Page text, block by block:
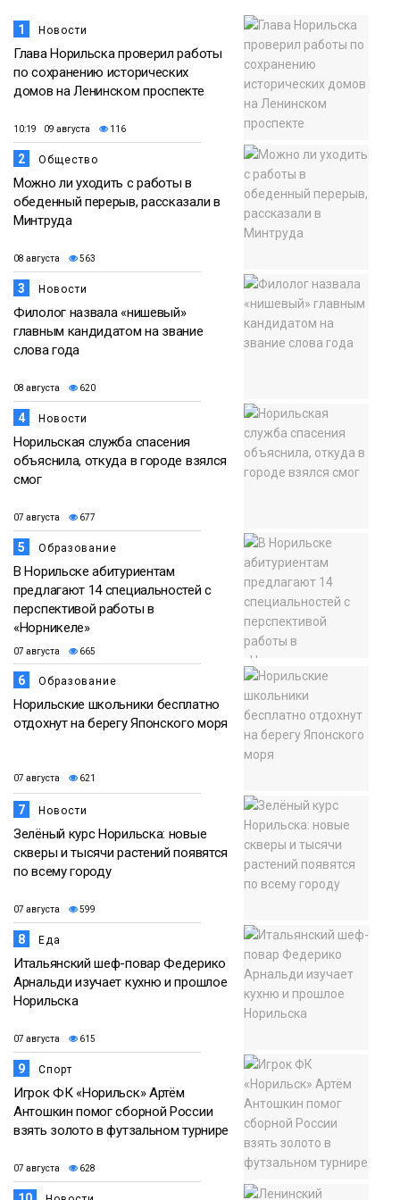
1 Новости
Глава Норильска проверил работы
по сохранению исторических
домов на Ленинском проспекте
10:19 09 августа 116
2 Общество
Можно ли уходить с работы в
обеденный перерыв, рассказали в
Минтруда
08 августа 563
3 Новости
Филолог назвала «нишевый»
главным кандидатом на звание
слова года
08 августа 620
4 Новости
Норильская служба спасения
объяснила, откуда в городе взялся
смог
07 августа 677
5 Образование
В Норильске абитуриентам
предлагают 14 специальностей с
перспективой работы в
«Норникеле»
07 августа 665
6 Образование
Норильские школьники бесплатно
отдохнут на берегу Японского моря
07 августа 621
7 Новости
Зелёный курс Норильска: новые
скверы и тысячи растений появятся
по всему городу
07 августа 599
8 Еда
Итальянский шеф-повар Федерико
Арнальди изучает кухню и прошлое
Норильска
07 августа 615
9 Спорт
Игрок ФК «Норильск» Артём
Антошкин помог сборной России
взять золото в футзальном турнире
07 августа 628